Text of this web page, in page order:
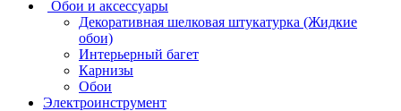
Обои и аксессуары
Декоративная шелковая штукатурка (Жидкие
обои)
Интерьерный багет
Карнизы
Обои
Электроинструмент